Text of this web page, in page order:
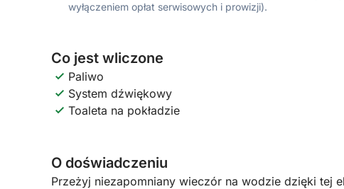
wyłączeniem opłat serwisowych i prowizji).
Co jest wliczone
Paliwo
System dźwiękowy
Toaleta na pokładzie
O doświadczeniu
Przeżyj niezapomniany wieczór na wodzie dzięki tej